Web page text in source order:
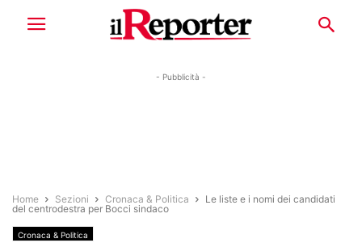
- Pubblicità -
Home Sezioni Cronaca & Politica
Le liste e i nomi dei candidati
del centrodestra per Bocci sindaco
Cronaca & Politica